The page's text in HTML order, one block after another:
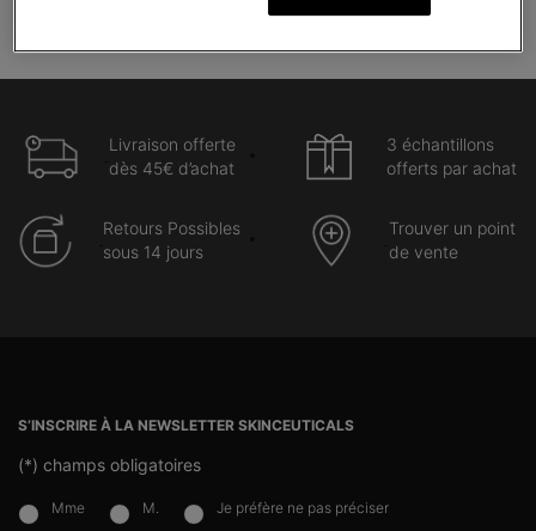
Livraison offerte
dès 45€ d’achat
3 échantillons
offerts par achat
Retours Possibles
sous 14 jours
Trouver un point
de vente
S’INSCRIRE À LA NEWSLETTER SKINCEUTICALS
(*) champs obligatoires
newslettersignup.title.legend
Mme M. Je préfère ne pas préciser